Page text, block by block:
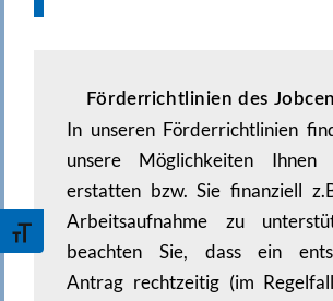
Toggle Font size
Förderrichtlinien des
In unseren Förderrichtlinien
unsere Möglichkeiten Ihnen
erstatten bzw. Sie finanziell
Arbeitsaufnahme zu
beachten Sie, dass ein
Antrag rechtzeitig (im